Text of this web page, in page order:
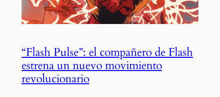
“Flash Pulse”: el compañero de Flash
estrena un nuevo movimiento
revolucionario